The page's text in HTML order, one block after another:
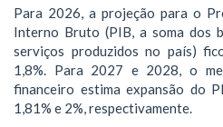
Para 2026, a projeção para o
Interno Bruto (PIB, a soma dos
serviços produzidos no país)
1,8%. Para 2027 e 2028, o
financeiro estima expansão do
1,81% e 2%, respectivamente.